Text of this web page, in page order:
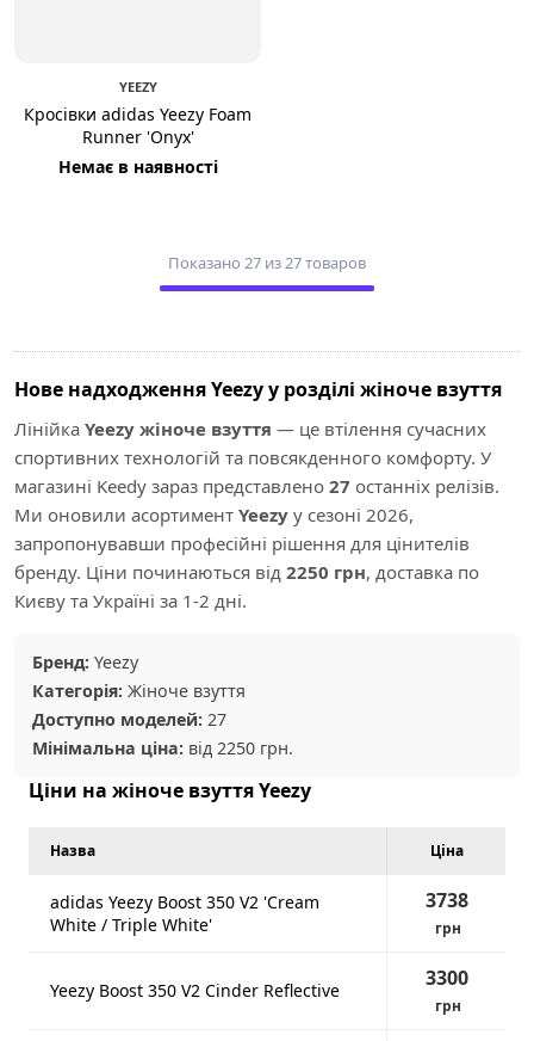
YEEZY
Кросівки adidas Yeezy Foam
Runner 'Onyx'
Немає в наявності
Показано 27 из 27 товаров
Нове надходження Yeezy у розділі жіноче взуття
Лінійка Yeezy жіноче взуття — це втілення сучасних
спортивних технологій та повсякденного комфорту. У
магазині Keedy зараз представлено 27 останніх релізів.
Ми оновили асортимент Yeezy у сезоні 2026,
запропонувавши професійні рішення для цінителів
бренду. Ціни починаються від 2250 грн, доставка по
Києву та Україні за 1-2 дні.
Бренд: Yeezy
Категорія: Жіноче взуття
Доступно моделей: 27
Мінімальна ціна: від 2250 грн.
Ціни на жіноче взуття Yeezy
Назва Ціна
adidas Yeezy Boost 350 V2 'Cream
White / Triple White'
3738
грн
Yeezy Boost 350 V2 Cinder Reflective 3300
грн